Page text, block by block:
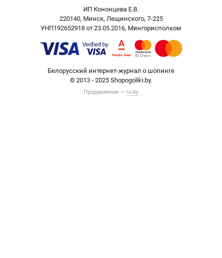
ИП Кононцева Е.В.
220140, Минск, Лещинского, 7-225
УНП192652918 от 23.05.2016, Мингорисполком
Белорусский интернет-журнал о шопинге
© 2013 - 2025 Shopogoliki.by.
Продвижение — tu.by